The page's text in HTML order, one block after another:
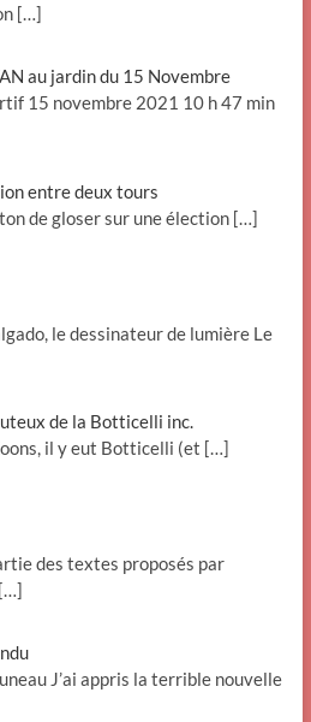
[…]
au jardin du 15 Novembre
15 novembre 2021 10 h 47 min
entre deux tours
de gloser sur une élection […]
le dessinateur de lumière Le
de la Botticelli inc.
il y eut Botticelli (et […]
des textes proposés par
[…]
J’ai appris la terrible nouvelle